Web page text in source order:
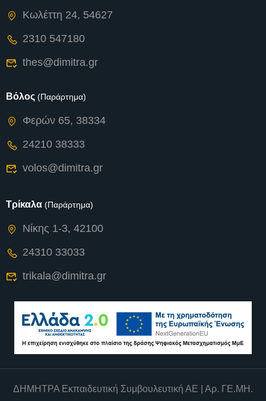
Κωλέττη 24, 54627
2310 547180
thes@dimitra.gr
Βόλος (Παράρτημα)
Φερών 65, 38334
24210 38333
volos@dimitra.gr
Τρίκαλα (Παράρτημα)
Νίκης 1-3, 42100
24310 33033
trikala@dimitra.gr
ΔΗΜΗΤΡΑ Εκπαιδευτική Συμβουλευτική ΑΕ | Αρ. ΓΕ.ΜΗ.